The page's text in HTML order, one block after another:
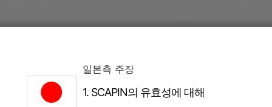
일본측 주장
1. SCAPIN의 유효성에 대해